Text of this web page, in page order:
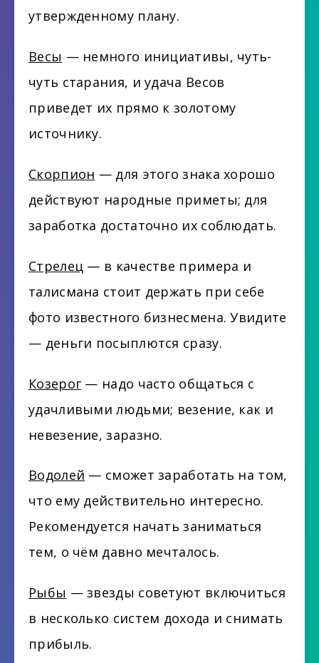
утвержденному плану.
Весы — немного инициативы, чуть-
чуть старания, и удача Весов
приведет их прямо к золотому
источнику.
Скорпион — для этого знака хорошо
действуют народные приметы; для
заработка достаточно их соблюдать.
Стрелец — в качестве примера и
талисмана стоит держать при себе
фото известного бизнесмена. Увидите
— деньги посыплются сразу.
Козерог — надо часто общаться с
удачливыми людьми; везение, как и
невезение, заразно.
Водолей — сможет заработать на том,
что ему действительно интересно.
Рекомендуется начать заниматься
тем, о чём давно мечталось.
Рыбы — звезды советуют включиться
в несколько систем дохода и снимать
прибыль.